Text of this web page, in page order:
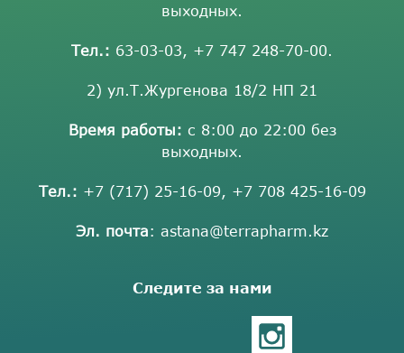
выходных.
Тел.: 63-03-03, +7 747 248-70-00.
2) ул.Т.Жургенова 18/2 НП 21
Время работы: с 8:00 до 22:00 без
выходных.
Тел.: +7 (717) 25-16-09, +7 708 425-16-09
Эл. почта: astana@terrapharm.kz
Следите за нами